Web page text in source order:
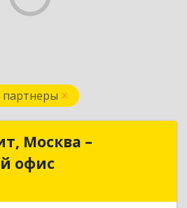
Москва –
офис
Бит, Москва –
Центральный офис